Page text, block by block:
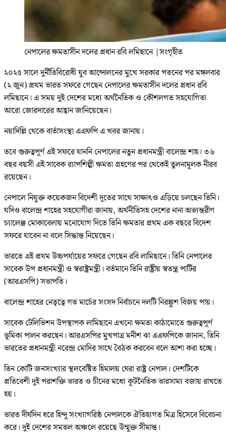
নেপালের ক্ষমতাসীন দলের প্রধান রবি লমিছানে |সংগৃহীত
২০২৫ সালে দুর্নীতিবিরোধী যুব আন্দোলনের মুখে সরকার পতনের পর মঙ্গলবার
(২ জুন) প্রথম ভারত সফরে গেছেন নেপালের ক্ষমতাসীন দলের প্রধান রবি
লমিছানে। এ সময় দুই দেশের মধ্যে অর্থনৈতিক ও কৌশলগত সহযোগিতা
আরো জোরদারের আহ্বান জানিয়েছেন।
নয়াদিল্লি থেকে বার্তাসংস্থা এএফপি এ খবর জানায়।
তবে গুরুত্বপূর্ণ এই সফরে যাননি নেপালের নতুন প্রধানমন্ত্রী বালেন্দ্র শাহ। ৩৬
বছর বয়সী এই সাবেক র‌্যাপশিল্পী ক্ষমতা গ্রহণের পর থেকেই তুলনামূলক নীরব
রয়েছেন।
নেপালে নিযুক্ত কয়েকজন বিদেশী দূতের সাথে সাক্ষাৎও এড়িয়ে চলছেন তিনি।
যদিও বালেন্দ্র শাহের সহযোগীরা জানায়, অর্থনীতিসহ দেশের নানা অভ্যন্তরীণ
চ্যালেঞ্জ মোকাবেলায় মনোযোগ দিতে তিনি ক্ষমতার প্রথম এক বছরে বিদেশ
সফরে যাবেন না বলে সিদ্ধান্ত নিয়েছেন।
ভারতে এই প্রথম উচ্চপর্যায়ের সফরে গেছেন রবি লামিছানে। তিনি নেপালের
সাবেক উপ প্রধানমন্ত্রী ও স্বরাষ্ট্রমন্ত্রী। বর্তমানে তিনি রাষ্ট্রীয় স্বতন্ত্র পার্টির
(আরএসপি) সভাপতি।
বালেন্দ্র শাহের নেতৃত্বে গত মার্চের সংসদ নির্বাচনে দলটি নিরঙ্কুশ বিজয় পায়।
সাবেক টেলিভিশন উপস্থাপক লামিছানে এখনো ক্ষমতা কাঠামোতে গুরুত্বপূর্ণ
ভূমিকা পালন করছেন। আরএসপির মুখপাত্র মনীশ ঝা এএফপিকে জানান, তিনি
ভারতের প্রধানমন্ত্রী নরেন্দ্র মোদির সাথে বৈঠক করবেন বলে আশা করা হচ্ছে।
তিন কোটি জনসংখ্যার স্থলবেষ্টিত হিমালয় ঘেরা রাষ্ট্র নেপাল। দেশটিকে
প্রতিবেশী দুই পরাশক্তি ভারত ও চীনের মধ্যে কূটনৈতিক ভারসাম্য বজায় রাখতে
হয়।
ভারত দীর্ঘদিন ধরে হিন্দু সংখ্যাগরিষ্ঠ নেপালকে ঐতিহ্যগত মিত্র হিসেবে বিবেচনা
করে। দুই দেশের সমতল অঞ্চলে রয়েছে উন্মুক্ত সীমান্ত।